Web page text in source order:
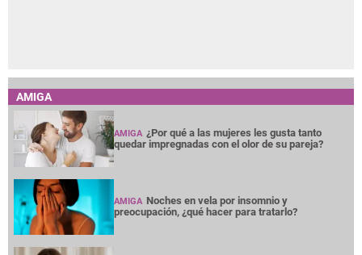
AMIGA
AMIGA ¿Por qué a las mujeres les gusta tanto
quedar impregnadas con el olor de su pareja?
AMIGA Noches en vela por insomnio y
preocupación, ¿qué hacer para tratarlo?